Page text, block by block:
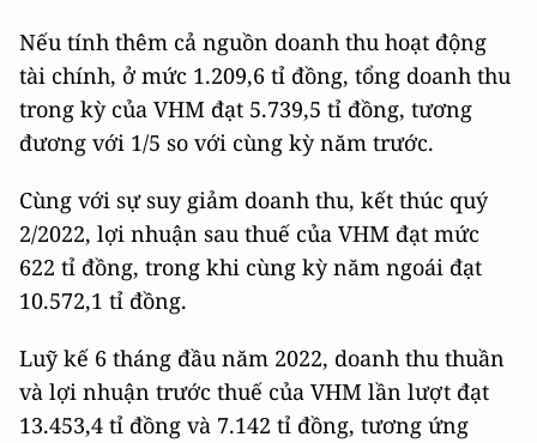
Nếu tính thêm cả nguồn doanh thu hoạt động
tài chính, ở mức 1.209,6 tỉ đồng, tổng doanh thu
trong kỳ của VHM đạt 5.739,5 tỉ đồng, tương
đương với 1/5 so với cùng kỳ năm trước.
Cùng với sự suy giảm doanh thu, kết thúc quý
2/2022, lợi nhuận sau thuế của VHM đạt mức
622 tỉ đồng, trong khi cùng kỳ năm ngoái đạt
10.572,1 tỉ đồng.
Luỹ kế 6 tháng đầu năm 2022, doanh thu thuần
và lợi nhuận trước thuế của VHM lần lượt đạt
13.453,4 tỉ đồng và 7.142 tỉ đồng, tương ứng